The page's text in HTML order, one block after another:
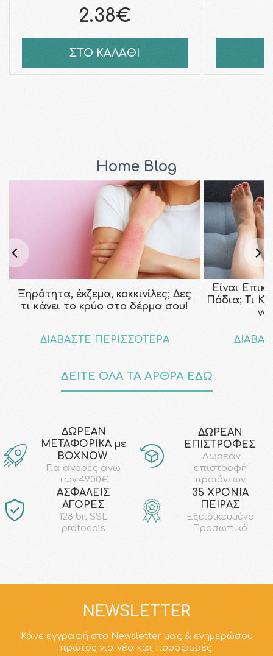
2.38€
ΣΤΟ ΚΑΛΑΘΙ
Home Blog
Ξηρότητα, έκζεμα, κοκκινίλες; Δες
τι κάνει το κρύο στο δέρμα σου!
ΔΙΑΒΑΣΤΕ ΠΕΡΙΣΣΟΤΕΡΑ
Είναι
Πόδια; Τι
να
ΔΕΙΤΕ ΟΛΑ ΤΑ ΑΡΘΡΑ ΕΔΩ
ΔΩΡΕΑΝ
ΜΕΤΑΦΟΡΙΚΑ με
ΒΟΧΝΟW
Για αγορές άνω
των 49.00€
ΔΩΡΕΑΝ
ΕΠΙΣΤΡΟΦΕΣ
Δωρεάν
επιστροφή
προϊόντων
AΣΦΑΛΕΙΣ
ΑΓΟΡΕΣ
128 bit SSL
protocols
35 ΧΡΟΝΙΑ
ΠΕΙΡΑΣ
Εξειδικευμένο
Προσωπικό
NEWSLETTER
Κάνε εγγραφή στο Newsletter μας & ενημερώσου
πρώτος για νέα και προσφορές!